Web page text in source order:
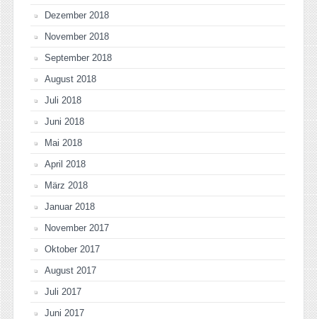
Dezember 2018
November 2018
September 2018
August 2018
Juli 2018
Juni 2018
Mai 2018
April 2018
März 2018
Januar 2018
November 2017
Oktober 2017
August 2017
Juli 2017
Juni 2017